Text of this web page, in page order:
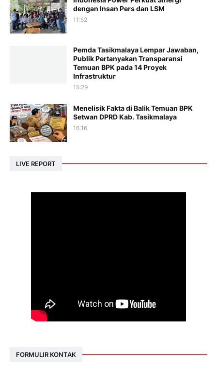
dengan Insan Pers dan LSM
11:52
Pemda Tasikmalaya Lempar Jawaban,
Publik Pertanyakan Transparansi
Temuan BPK pada 14 Proyek
Infrastruktur
15:29
Menelisik Fakta di Balik Temuan BPK
Setwan DPRD Kab. Tasikmalaya
16:16
LIVE REPORT
FORMULIR KONTAK